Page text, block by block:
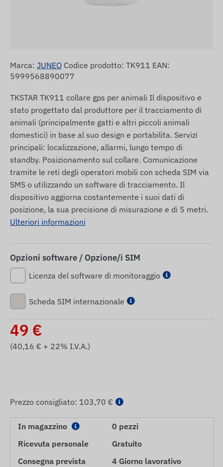
Marca: JUNEO Codice prodotto: TK911 EAN:
5999568890077
TKSTAR TK911 collare gps per animali Il dispositivo e
stato progettato dal produttore per il tracciamento di
animali (principalmente gatti e altri piccoli animali
domestici) in base al suo design e portabilita. Servizi
principali: localizzazione, allarmi, lungo tempo di
standby. Posizionamento sul collare. Comunicazione
tramite le reti degli operatori mobili con scheda SIM via
SMS o utilizzando un software di tracciamento. Il
dispositivo aggiorna costantemente i suoi dati di
posizione, la sua precisione di misurazione e di 5 metri.
Ulteriori informazioni
Opzioni software / Opzione/i SIM
Licenza del software di monitoraggio
Scheda SIM internazionale
49 €
(40,16 € + 22% I.V.A.)
Prezzo consigliato: 103,70 €
In magazzino
0 pezzi
Ricevuta personale
Gratuito
Consegna prevista
4 Giorno lavorativo